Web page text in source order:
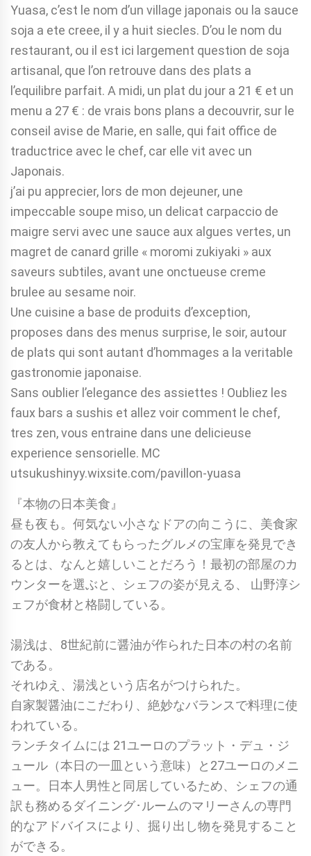
Yuasa, c’est le nom d’un village japonais ou la sauce
soja a ete creee, il y a huit siecles. D’ou le nom du
restaurant, ou il est ici largement question de soja
artisanal, que l’on retrouve dans des plats a
l’equilibre parfait. A midi, un plat du jour a 21 € et un
menu a 27 € : de vrais bons plans a decouvrir, sur le
conseil avise de Marie, en salle, qui fait office de
traductrice avec le chef, car elle vit avec un
Japonais.
j’ai pu apprecier, lors de mon dejeuner, une
impeccable soupe miso, un delicat carpaccio de
maigre servi avec une sauce aux algues vertes, un
magret de canard grille « moromi zukiyaki » aux
saveurs subtiles, avant une onctueuse creme
brulee au sesame noir.
Une cuisine a base de produits d’exception,
proposes dans des menus surprise, le soir, autour
de plats qui sont autant d’hommages a la veritable
gastronomie japonaise.
Sans oublier l’elegance des assiettes ! Oubliez les
faux bars a sushis et allez voir comment le chef,
tres zen, vous entraine dans une delicieuse
experience sensorielle. MC
utsukushinyy.wixsite.com/pavillon-yuasa
『本物の日本美食』
昼も夜も。何気ない小さなドアの向こうに、美食家
の友人から教えてもらったグルメの宝庫を発見でき
るとは、なんと嬉しいことだろう！最初の部屋のカ
ウンターを選ぶと、シェフの姿が見える、 山野淳シ
ェフが食材と格闘している。
湯浅は、8世紀前に醤油が作られた日本の村の名前
である。
それゆえ、湯浅という店名がつけられた。
自家製醤油にこだわり、絶妙なバランスで料理に使
われている。
ランチタイムには 21ユーロのプラット・デュ・ジ
ュール（本日の一皿という意味）と27ユーロのメニ
ュー。日本人男性と同居しているため、シェフの通
訳も務めるダイニング･ルームのマリーさんの専門
的なアドバイスにより、掘り出し物を発見すること
ができる。